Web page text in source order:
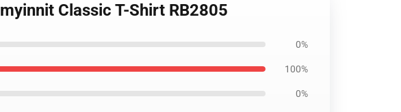
Classic T-Shirt RB2805
0%
100%
0%